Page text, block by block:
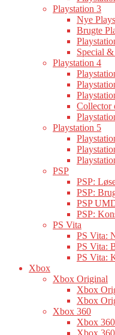
Playstation 3
Nye
Brugte
Special
Playstation 4
Collector
Playstation 5
PSP
PSP:
PSP:
PSP
PSP:
PS Vita
PS Vita:
PS Vita:
PS Vita:
Xbox
Xbox Original
Xbox
Xbox
Xbox 360
Xbox